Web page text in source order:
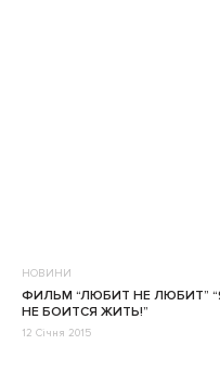
НОВИНИ
ФИЛЬМ “ЛЮБИТ НЕ ЛЮБИТ”
НЕ БОИТСЯ ЖИТЬ!”
12 Січня 2015